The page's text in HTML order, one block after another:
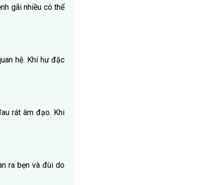
gãi nhiều có thể
hệ. Khí hư đặc
rát âm đạo. Khi
ra bẹn và đùi do